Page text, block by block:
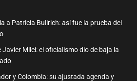
a Patricia Bullrich: así fue la prueba del
Javier Milei: el oficialismo dio de baja la
y Colombia: su ajustada agenda y